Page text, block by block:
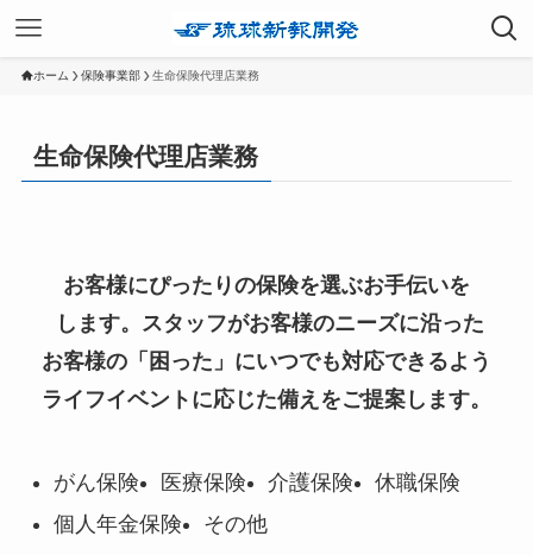
ホーム 保険事業部 生命保険代理店業務
生命保険代理店業務
お客様にぴったりの保険を選ぶお手伝いを
します。スタッフがお客様のニーズに沿った
お客様の「困った」にいつでも対応できるよう
ライフイベントに応じた備えをご提案します。
がん保険 医療保険 介護保険 休職保険
個人年金保険 その他